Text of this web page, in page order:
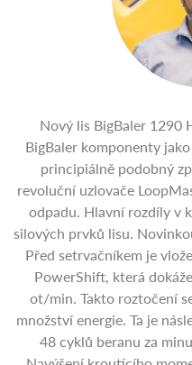
Nový lis BigBaler 1290
BigBaler komponenty
principiálně podobný
revoluční uzlovače
odpadu. Hlavní rozdíly v
silových prvků lisu.
Před setrvačníkem je
PowerShift, která
ot/min. Takto roztočení
množství energie. Ta je
48 cyklů beranu za